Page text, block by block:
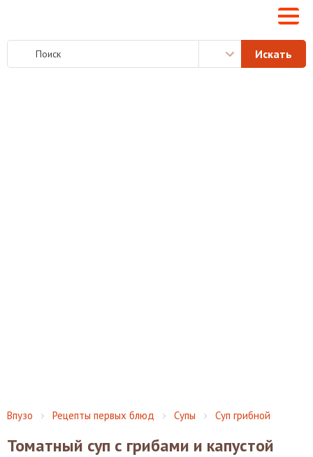
Впузо Рецепты первых блюд Супы Суп грибной
Томатный суп с грибами и капустой